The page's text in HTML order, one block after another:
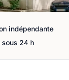
indépendante
sous 24 h